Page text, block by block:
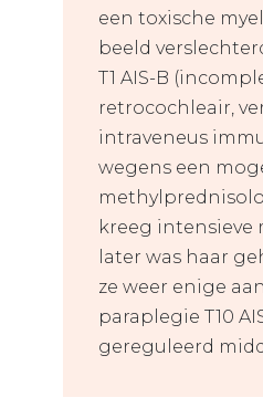
een toxische
beeld
T1 AIS-B
retrocochleair,
intraveneus
wegens een
kreeg intensieve
later was haar
ze weer enige
paraplegie T10
gereguleerd